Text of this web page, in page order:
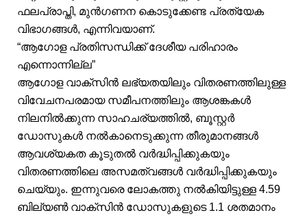
ഫലപ്രാപ്തി, മുൻഗണന കൊടുക്കേണ്ട പ്രത്യേക
വിഭാഗങ്ങൾ, എന്നിവയാണ്.
“ആഗോള പ്രതിസന്ധിക്ക് ദേശീയ പരിഹാരം
എന്നൊന്നില്ല”
ആഗോള വാക്സിൻ ലഭ്യതയിലും വിതരണത്തിലുള്ള
വിവേചനപരമായ സമീപനത്തിലും ആശങ്കകൾ
നിലനിൽക്കുന്ന സാഹചര്യത്തിൽ, ബൂസ്റ്റർ
ഡോസുകൾ നൽകാനെടുക്കുന്ന തീരുമാനങ്ങൾ
ആവശ്യകത കൂടുതൽ വർദ്ധിപ്പിക്കുകയും
വിതരണത്തിലെ അസമത്വങ്ങൾ വർദ്ധിപ്പിക്കുകയും
ചെയ്യും. ഇന്നുവരെ ലോകത്തു നൽകിയിട്ടുള്ള 4.59
ബില്യൺ വാക്‌സിൻ ഡോസുകളുടെ 1.1 ശതമാനം